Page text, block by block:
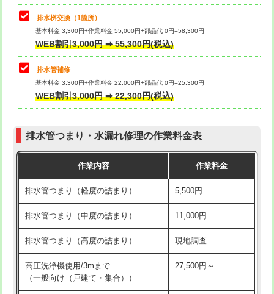
コンクリート斫り（厚さ10㎝まで）
コンクリート斫り（厚さ10㎝超え）
モルタル補修（厚さ10㎝まで）
モルタル補修（厚さ10㎝超え）
追加人工 16,500円
現場見積
※給水管工事は20mmまでの価格です。
交換・取付(単水栓（壁付・デッキ
式）)
交換・取付(混合水栓（壁付・デッキ
式・ワンホール）)
16,500円+材料費
交換・取付(排水栓・排水トラップ
交換・取付（その他部品） 11,000円+材料費
持込商品取付（単水栓） 13,200円
持込商品取付（混合水栓） 16,500円
持込商品取付（浄水器・分岐水栓） 16,500円
給水管工事※（ホール加工) 16,500円
給水管工事※（バンド止め) 3,300円
給水管工事※（支持金具設置)
排水桝交換（1箇所）
基本料金 3,300円+作業料金 55,000円+部品代 0円=58,300円
WEB割引3,000円 ➡ 55,300円(税込)
排水管補修
基本料金 3,300円+作業料金 22,000円+部品代 0円=25,300円
WEB割引3,000円 ➡ 22,300円(税込)
排水管つまり・水漏れ修理の作業料金表
作業内容 作業料金
排水管つまり（軽度の詰まり） 5,500円
排水管つまり（中度の詰まり） 11,000円
排水管つまり（高度の詰まり） 現地調査
高圧洗浄機使用/3mまで
（一般向け（戸建て・集合））
27,500円～